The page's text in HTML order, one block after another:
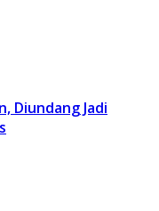
Diundang Jadi